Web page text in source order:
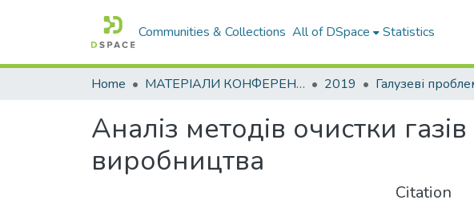
Communities & Collections All of DSpace Statistics
Home МАТЕРІАЛИ КОНФЕРЕНЦІЙ 2019
Аналіз методів очистки
виробництва
Citation